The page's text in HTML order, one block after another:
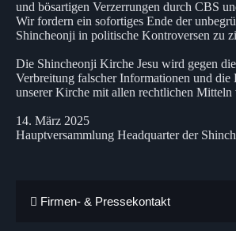
und bösartigen Verzerrungen durch CBS
Wir fordern ein sofortiges Ende der
Shincheonji in politische Kontroversen zu
Die Shincheonji Kirche Jesu wird gegen
Verbreitung falscher Informationen und die
unserer Kirche mit allen rechtlichen Mitteln
14. März 2025
Hauptversammlung Headquarter der
Firmen- & Pressekontakt